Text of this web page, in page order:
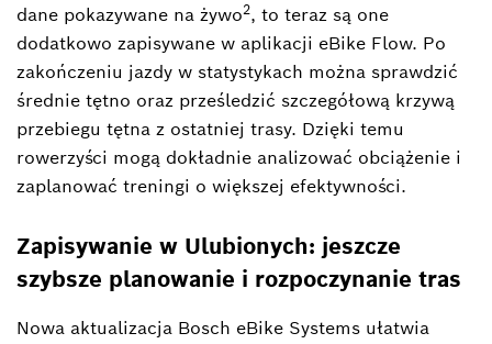
dane pokazywane na żywo2, to teraz są one
dodatkowo zapisywane w aplikacji eBike Flow. Po
zakończeniu jazdy w statystykach można sprawdzić
średnie tętno oraz prześledzić szczegółową krzywą
przebiegu tętna z ostatniej trasy. Dzięki temu
rowerzyści mogą dokładnie analizować obciążenie i
zaplanować treningi o większej efektywności.
Zapisywanie w Ulubionych: jeszcze
szybsze planowanie i rozpoczynanie tras
Nowa aktualizacja Bosch eBike Systems ułatwia